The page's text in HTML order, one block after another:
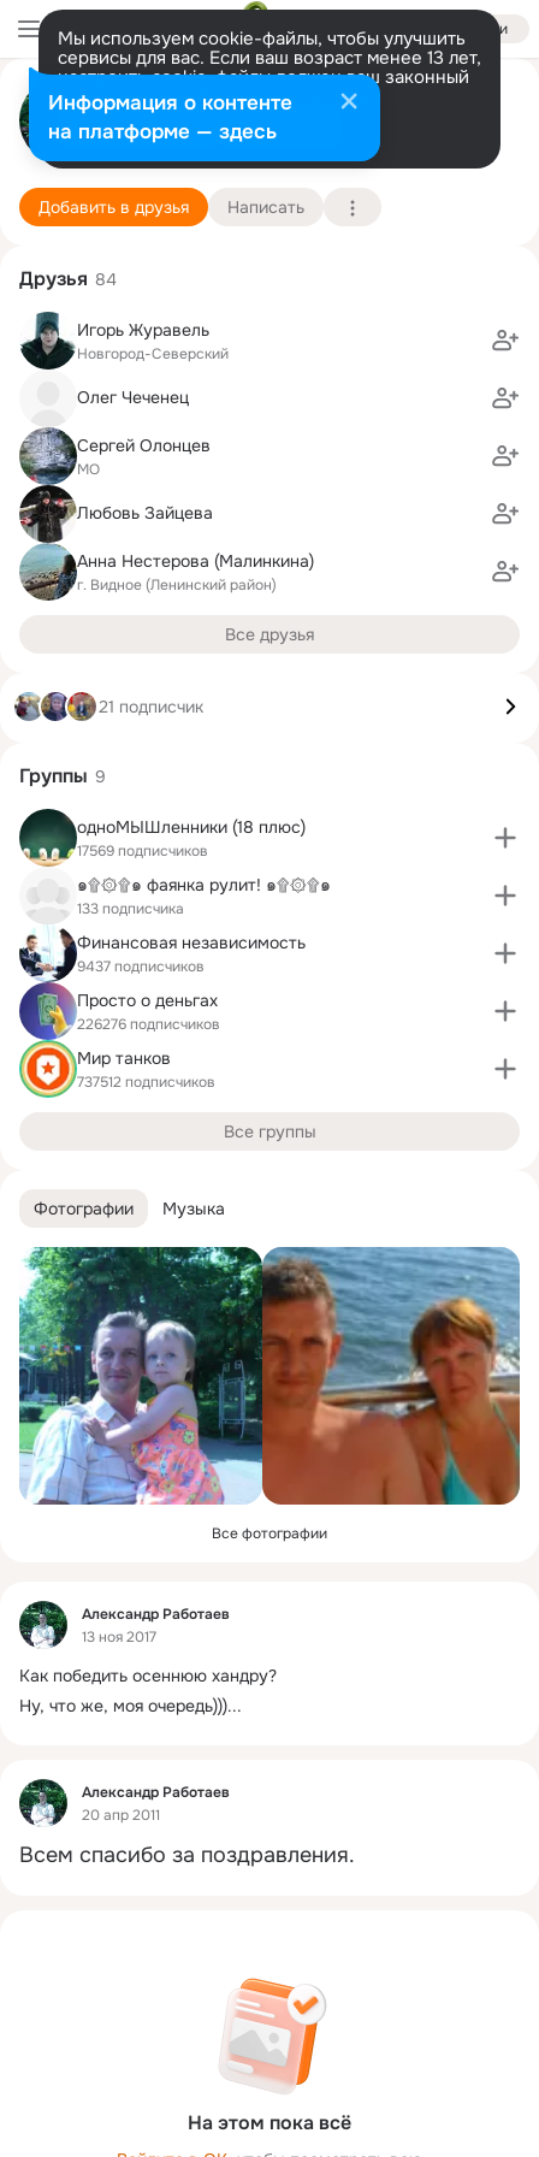
Войти
Мы используем cookie-файлы, чтобы улучшить
сервисы для вас. Если ваш возраст менее 13 лет,
настроить cookie-файлы должен ваш законный
представитель. Больше информации
Разрешить все Настроить
Александр Работаев
Киров 40 20 апреля (46 лет)
Подробнее
Добавить в друзья Написать
Фотографии Музыка
Все фотографии
Фид
Александр Работаев
13 ноя 2017
Как победить осеннюю хандру?
Ну, что же, моя очередь)))...
Фид
Александр Работаев
20 апр 2011
Всем спасибо за поздравления.
На этом пока всё
Друзья 84
Игорь Журавель
Новгород-Северский
Олег Чеченец
Сергей Олонцев
МО
Любовь Зайцева
Анна Нестерова (Малинкина)
г. Видное (Ленинский район)
Все друзья
21 подписчик
Группы 9
одноМЫШленники (18 плюс)
17569 подписчиков
๑۩۞۩๑ фаянка рулит! ๑۩۞۩๑
133 подписчика
Финансовая независимость
9437 подписчиков
Просто о деньгах
226276 подписчиков
Мир танков
737512 подписчиков
Все группы
Информация о контенте
на платформе — здесь